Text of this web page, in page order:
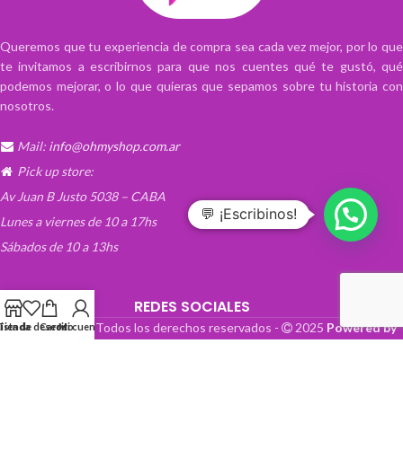
Queremos que tu experiencia de compra sea cada vez mejor, por lo que
te invitamos a escribirnos para que nos cuentes qué te gustó, qué
podemos mejorar, o lo que quieras que sepamos sobre tu historia con
nosotros.
Mail: info@ohmyshop.com.ar
Pick up store:
Av Juan B Justo 5038 – CABA
Lunes a viernes de 10 a 17hs
Sábados de 10 a 13hs
REDES SOCIALES
OhMyTienda! - Todos los derechos reservados - 2025 Powered by
de deseos
CarritoMi cuenta
💬 ¡Escribinos!